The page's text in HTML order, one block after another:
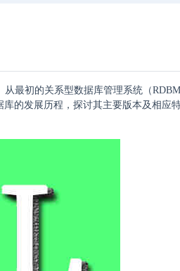
最初的关系型数据库管理系统（
的发展历程，探讨其主要版本及相应